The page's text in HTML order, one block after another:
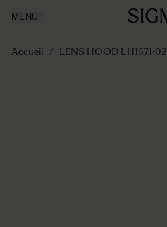
Made in Aizu
Support
MENU
Accueil / LENS HOOD LH1571-02